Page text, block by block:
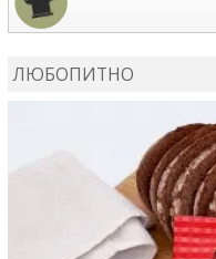
ЛЮБОПИТНО